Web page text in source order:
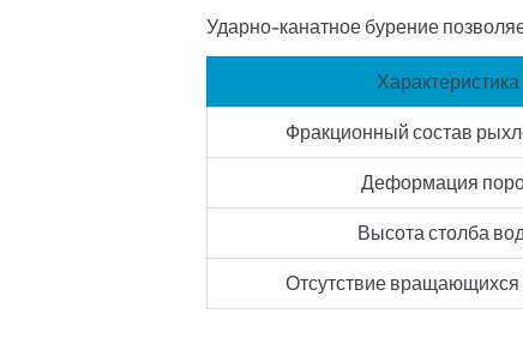
Ударно-канатное бурение
Характеристика
Фракционный состав
Деформация
Высота столба
Отсутствие